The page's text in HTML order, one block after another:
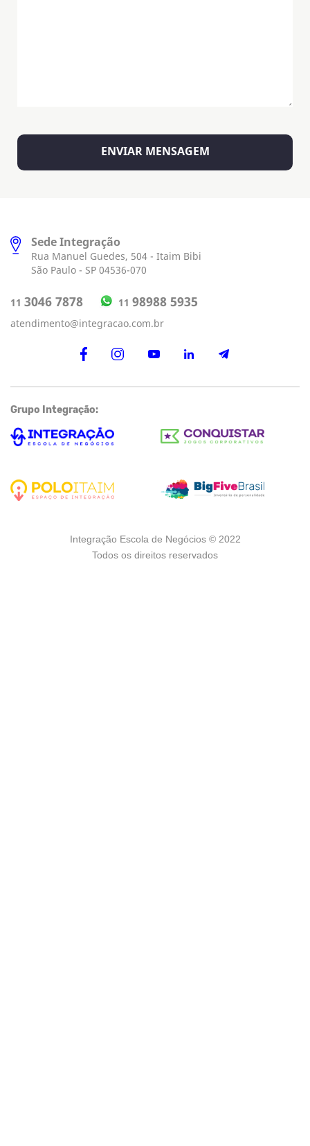
Sede Integração
Rua Manuel Guedes, 504 - Itaim Bibi
São Paulo - SP 04536-070
11 3046 7878 11 98988 5935
atendimento@integracao.com.br
Grupo Integração:
Integração Escola de Negócios © 2022
Todos os direitos reservados